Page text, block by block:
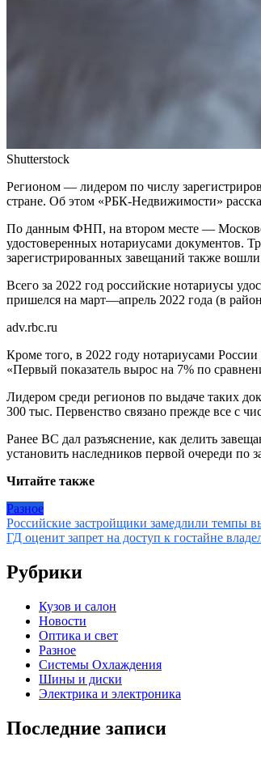
Shutterstock
Регионом — лидером по числу
стране. Об этом «РБК-Недвижимости»
По данным ФНП, на втором месте —
удостоверенных нотариусами документов.
зарегистрированных завещаний также
Всего за 2022 год российские нотариусы
пришелся на март—апрель 2022 года (в
adv.rbc.ru
Кроме того, в 2022 году нотариусами
«Первый показатель вырос на 7% по
Лидером среди регионов по выдаче таких
300 тыс. Первенство связано прежде все с
Ранее ВС дал разъяснение, как делить
установить наследников первой очереди по
Читайте также
Разное
Навигация
по
записям
Российские застройщики замедлили темпы
ГД оценит запрет на доступ к гостайне
Рубрики
Кузов и салон
Новости
Оптика и свет
Разное
Системы Охлаждения
Шины и диски
Электрика и электроника
Последние записи